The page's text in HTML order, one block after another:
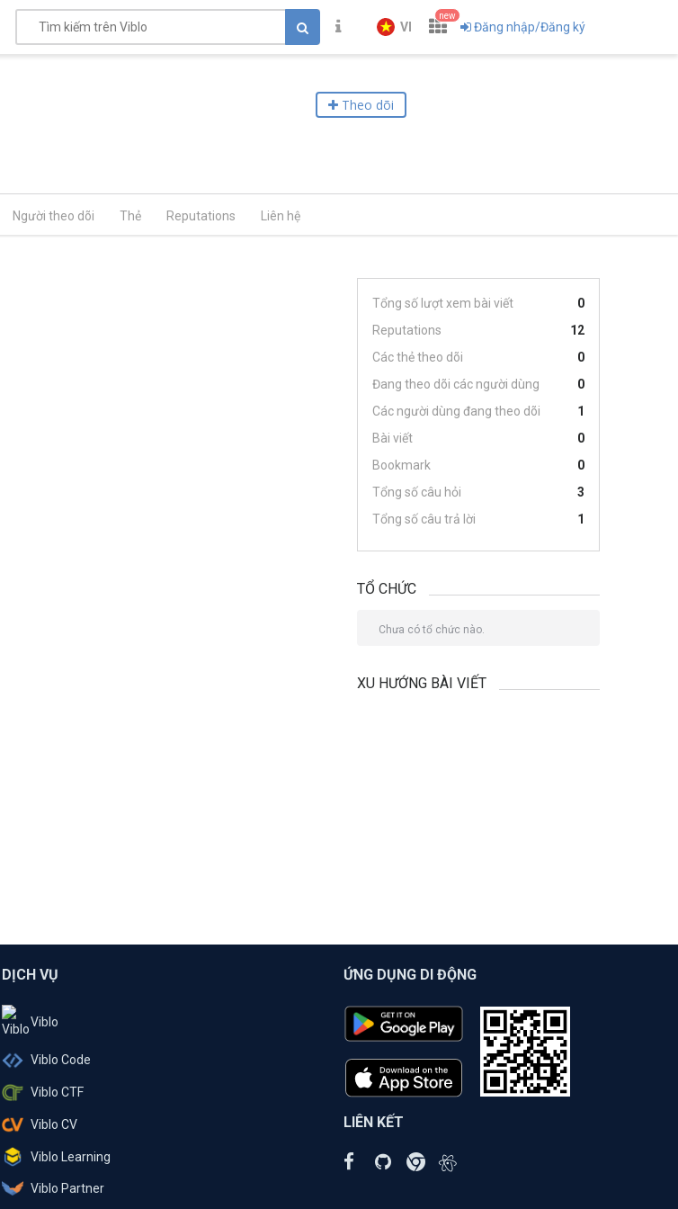
VI
new
Đăng nhập/Đăng ký
Theo dõi
Người theo dõi Thẻ Reputations Liên hệ
Tổng số lượt xem bài viết
0
Reputations
12
Các thẻ theo dõi
0
Đang theo dõi các người dùng
0
Các người dùng đang theo dõi
1
Bài viết
0
Bookmark
0
Tổng số câu hỏi
3
Tổng số câu trả lời
1
TỔ CHỨC
Chưa có tổ chức nào.
XU HƯỚNG BÀI VIẾT
DỊCH VỤ
Viblo
Viblo Code
Viblo CTF
Viblo CV
Viblo Learning
Viblo Partner
ỨNG DỤNG DI ĐỘNG
LIÊN KẾT